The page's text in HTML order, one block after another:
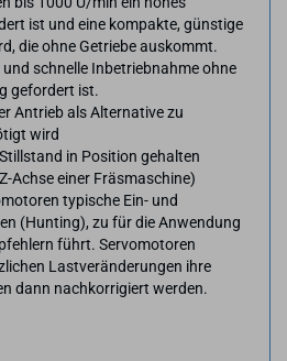
ist und eine kompakte, günstige
die ohne Getriebe auskommt.
und schnelle Inbetriebnahme ohne
gefordert ist.
Antrieb als Alternative zu
wird
in Position gehalten
Achse einer Fräsmaschine)
typische Ein- und
(Hunting), zu für die Anwendung
führt. Servomotoren
Lastveränderungen ihre
dann nachkorrigiert werden.